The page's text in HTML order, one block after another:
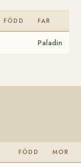
FÖDD FAR
Paladin
FÖDD MOR